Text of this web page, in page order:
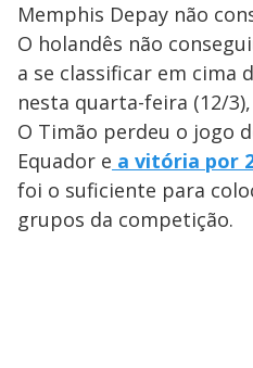
Memphis Depay não
O holandês não
a se classificar em cima
nesta quarta-feira (12/
O Timão perdeu o jogo
Equador e a vitória por
foi o suficiente para
grupos da competição.